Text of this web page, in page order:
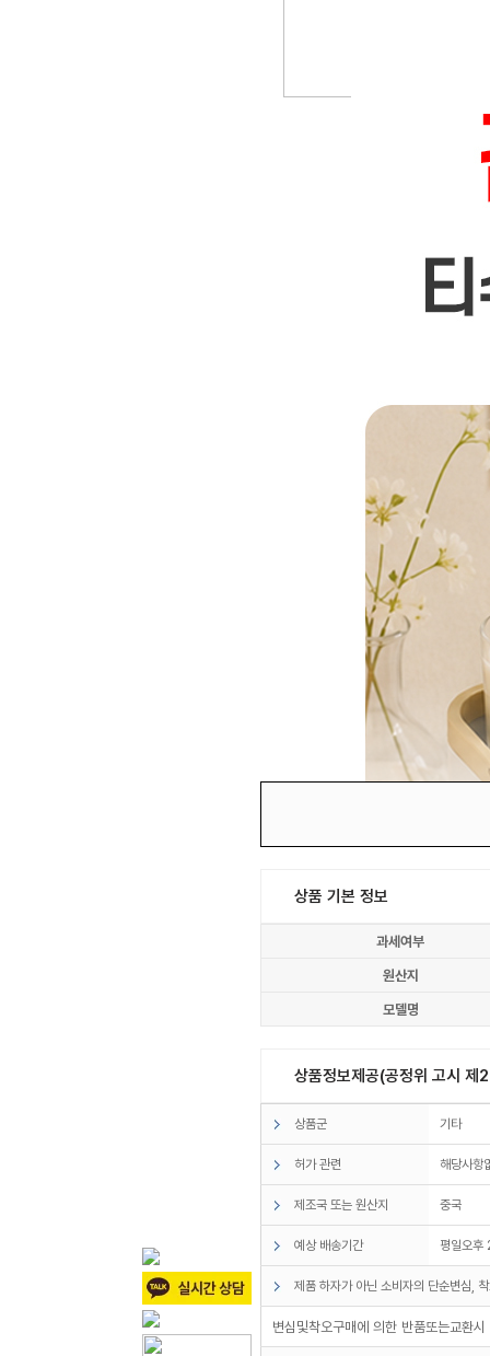
상품 기본 정보
과세여부
원산지
모델명
상품정보제공(공정위 고시
상품군 기타
허가 관련 해당사항
제조국 또는 원산지 중국
예상 배송기간 평일오후
제품 하자가 아닌 소비자의 단순변심,
변심및착오구매에 의한 반품또는교환